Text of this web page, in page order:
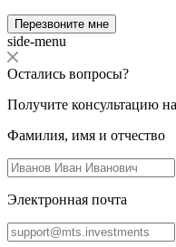
Перезвоните мне
side-menu
Остались вопросы?
Получите консультацию
Фамилия, имя и отчество
Электронная почта